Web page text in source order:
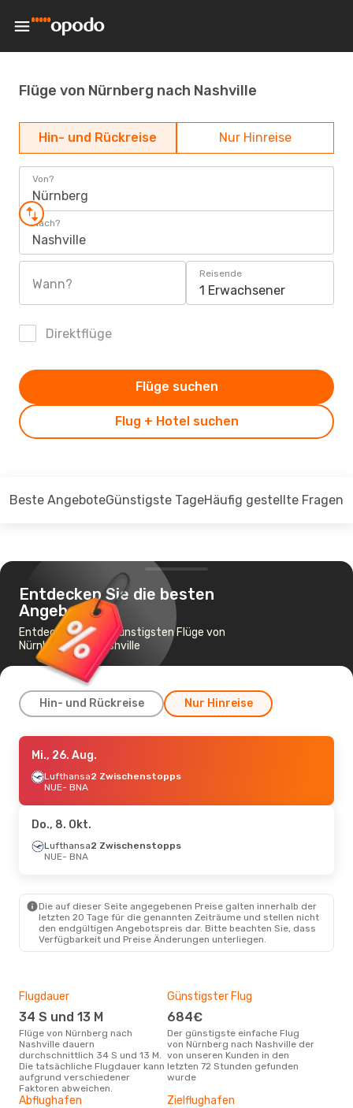
Flüge von Nürnberg nach Nashville
Hin- und Rückreise Nur Hinreise
Von?
Nürnberg
Nach?
Nashville
Wann?
Reisende
1 Erwachsener
Direktflüge
Flug + Hotel suchen
Flüge suchen
Beste AngeboteGünstigste TageHäufig gestellte Fragen
Entdecken Sie die besten
Angebote
Entdecken Sie die günstigsten Flüge von
Nürnberg nach Nashville
Hin- und Rückreise Nur Hinreise
Fr., 11. Sept.
Air Canada
2 Zwischenstopps
Air Canada
2 Zwischenstopps
BNA- NUE
2 Zwischenstopps
NUE- BNA
Air Canada
2 Zwischenstopps
BNA- NUE
Air Canada
2 Zwischenstopps
NUE - BNA
Air Canada
2 Zwischenstopps
BNA- NUE
Mi., 26. Aug.
Lufthansa2 Zwischenstopps
NUE- BNA
Do., 8. Okt.
Lufthansa2 Zwischenstopps
NUE- BNA
Die auf dieser Seite angegebenen Preise galten innerhalb der
letzten 20 Tage für die genannten Zeiträume und stellen nicht
den endgültigen Angebotspreis dar. Bitte beachten Sie, dass
Verfügbarkeit und Preise Änderungen unterliegen.
Flugdauer
34 S und 13 M
Flüge von Nürnberg nach
Nashville dauern
durchschnittlich 34 S und 13 M.
Die tatsächliche Flugdauer kann
aufgrund verschiedener
Faktoren abweichen.
Günstigster Flug
684€
Der günstigste einfache Flug
von Nürnberg nach Nashville der
von unseren Kunden in den
letzten 72 Stunden gefunden
wurde
Abflughafen Zielflughafen